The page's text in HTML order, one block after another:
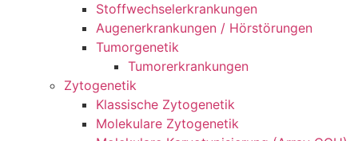
Stoffwechselerkrankungen
Augenerkrankungen / Hörstörungen
Tumorgenetik
Tumorerkrankungen
Zytogenetik
Klassische Zytogenetik
Molekulare Zytogenetik